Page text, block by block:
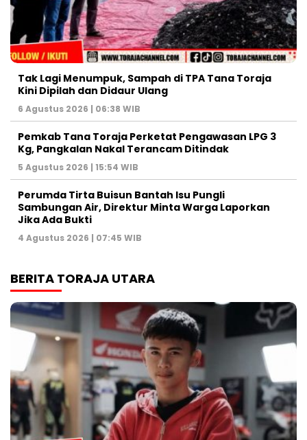
Tak Lagi Menumpuk, Sampah di TPA Tana Toraja
Kini Dipilah dan Didaur Ulang
6 Agustus 2026 | 06:38 WIB
Pemkab Tana Toraja Perketat Pengawasan LPG 3
Kg, Pangkalan Nakal Terancam Ditindak
5 Agustus 2026 | 15:54 WIB
Perumda Tirta Buisun Bantah Isu Pungli
Sambungan Air, Direktur Minta Warga Laporkan
Jika Ada Bukti
4 Agustus 2026 | 07:45 WIB
BERITA TORAJA UTARA